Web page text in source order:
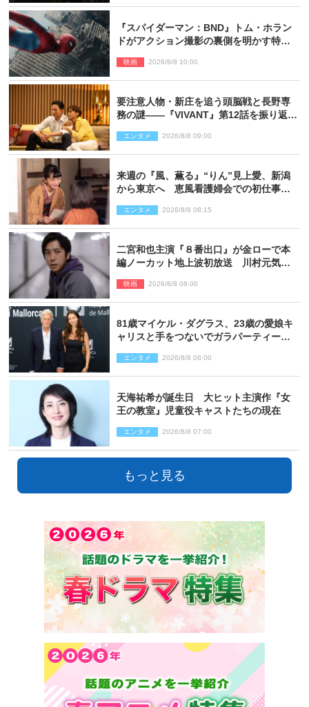
『スパイダーマン：BND』トム・ホラン
ドがアクション撮影の裏側を明かす特別
映画 2026/8/8 10:00
要注意人物・新庄を追う頭脳戦と長野専
務の謎――『VIVANT』第12話を振り返
エンタメ 2026/8/8 09:00
来週の『風、薫る』“りん”見上愛、新潟
から東京へ 恵風看護婦会での初仕事に
エンタメ 2026/8/8 08:15
二宮和也主演『８番出口』が金ローで本
編ノーカット地上波初放送 川村元気監
映画 2026/8/8 08:00
81歳マイケル・ダグラス、23歳の愛娘キ
ャリスと手をつないでガラパーティーに
エンタメ 2026/8/8 08:00
天海祐希が誕生日 大ヒット主演作『女
王の教室』児童役キャストたちの現在
エンタメ 2026/8/8 07:00
もっと見る